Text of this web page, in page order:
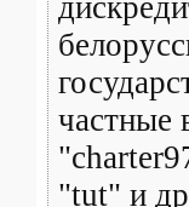
частные
"tut" и